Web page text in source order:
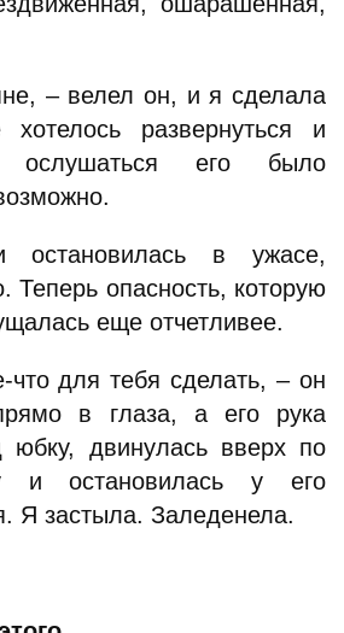
– велел он, и я сделала
развернуться и
его было
в ужасе,
Теперь опасность, которую
еще отчетливее.
для тебя сделать, – он
в глаза, а его рука
юбку, двинулась вверх по
и остановилась у его
Я застыла. Заледенела.